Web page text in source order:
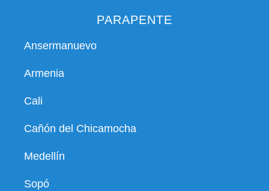
PARAPENTE
Ansermanuevo
Armenia
Cali
Cañón del Chicamocha
Medellín
Sopó